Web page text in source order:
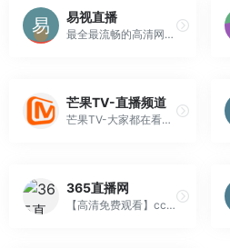
易视直播
最全最流畅的高清网络电视在线直播网站,最好用的网络电视直播软件,中央电视台一套直播,cctv1在线直播,cctv13在线直播,cctv4在线直播,湖南卫视在线直播,浙江卫视在线直播,东方卫视在线直播,凤凰卫视在线直播,全国各省市高清无插件卫星网络电视在线直播观看。
芒果TV-直播频道
芒果TV-大家都在看的在线视频网站-热门综艺最新电影电视剧在线观看
365直播网
【高清免费观看】cctv新闻频道直播广东体育在线直播cctv1在线直播cctv5在线直播,湖南卫视在线直播网络电视直播cctv2,cctv4,cctv13安徽江苏卫视东方浙江卫视在线直播。